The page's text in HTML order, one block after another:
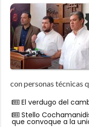
con personas técnicas
El verdugo del
Stello
que convoque a la